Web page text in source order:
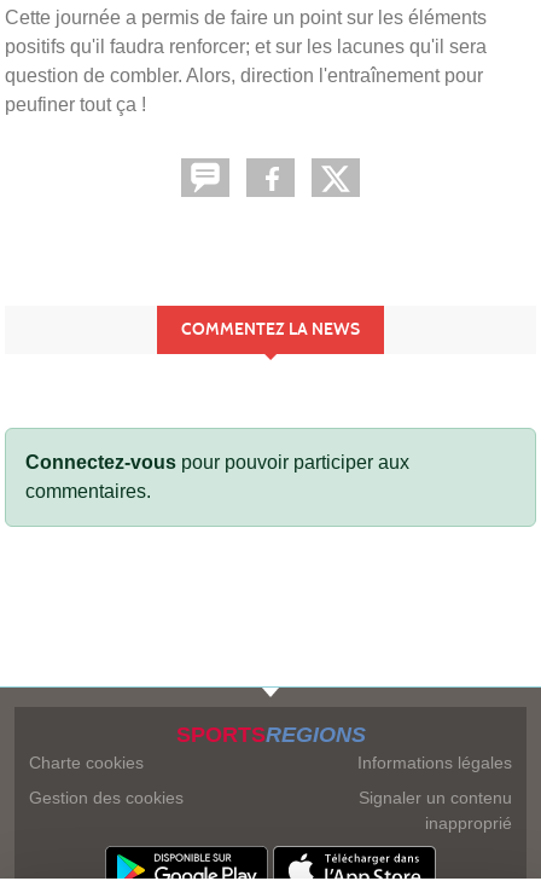
Cette journée a permis de faire un point sur les éléments
positifs qu'il faudra renforcer; et sur les lacunes qu'il sera
question de combler. Alors, direction l'entraînement pour
peufiner tout ça !
COMMENTEZ LA NEWS
Connectez-vous pour pouvoir participer aux
commentaires.
SPORTSREGIONS
Charte cookies
Gestion des cookies
Informations légales
Signaler un contenu
inapproprié